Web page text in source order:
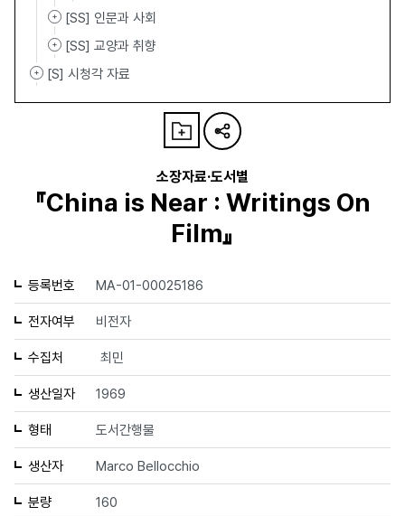
[SS] 인문과 사회
[SS] 교양과 취향
[S] 시청각 자료
소장자료·도서별
『China is Near : Writings On
Film』
등록번호 MA-01-00025186
전자여부 비전자
수집처 최민
생산일자 1969
형태 도서간행물
생산자 Marco Bellocchio
분량 160